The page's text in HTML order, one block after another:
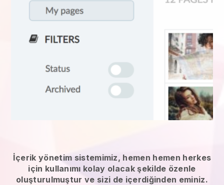
İçerik yönetim sistemimiz, hemen hemen herkes
için kullanımı kolay olacak şekilde özenle
oluşturulmuştur ve sizi de içerdiğinden eminiz.